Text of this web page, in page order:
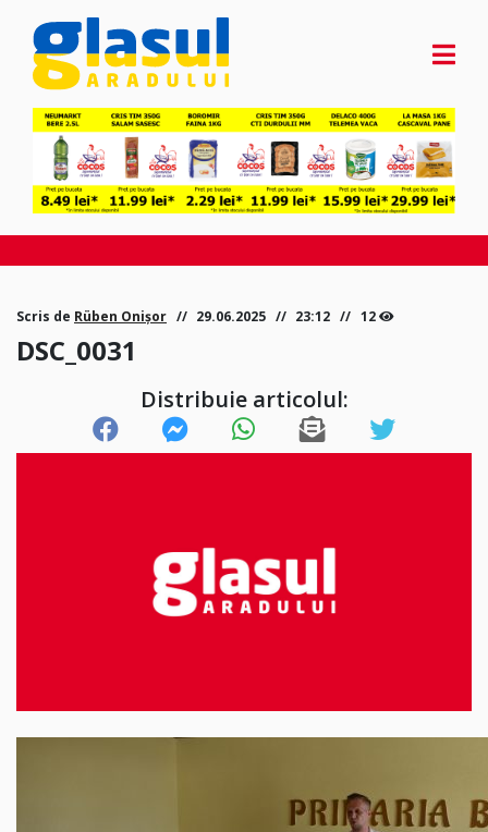
Scris de Rüben Onișor 29.06.2025 23:12 12
DSC_0031
Distribuie articolul: